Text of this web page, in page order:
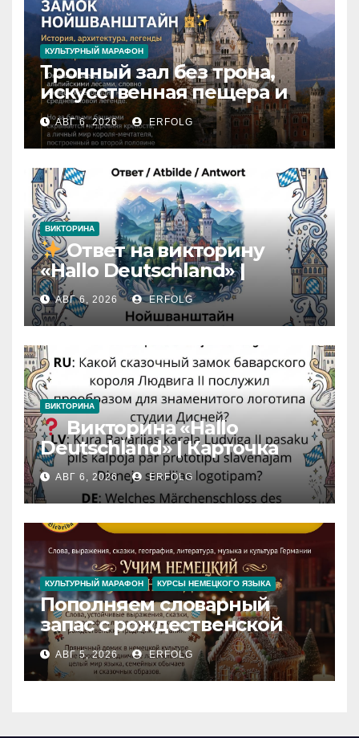
КУЛЬТУРНЫЙ МАРАФОН
Тронный зал без трона,
искусственная пещера и
только 14 завершённых
комнат: какие тайны
скрывает Нойшванштайн?
АВГ 6, 2026 ERFOLG
ВИКТОРИНА
Ответ на викторину
«Hallo Deutschland» |
Карточка №46
АВГ 6, 2026 ERFOLG
ВИКТОРИНА
Викторина «Hallo
Deutschland» | Карточка
№46
Замок вдохновения
Iedvesmas pils / Schloss der
Inspiration
АВГ 6, 2026 ERFOLG
КУЛЬТУРНЫЙ МАРАФОН КУРСЫ НЕМЕЦКОГО ЯЗЫКА
Пополняем словарный
запас с рождественской
сказкой! Учим немецкий
вместе с Lebkuchenhaus
АВГ 5, 2026 ERFOLG